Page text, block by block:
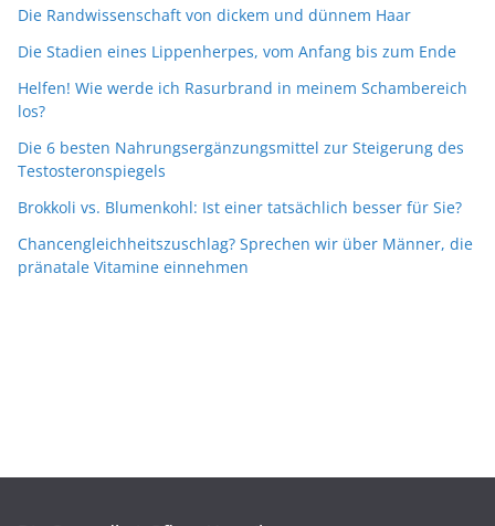
Die Randwissenschaft von dickem und dünnem Haar
Die Stadien eines Lippenherpes, vom Anfang bis zum Ende
Helfen! Wie werde ich Rasurbrand in meinem Schambereich
los?
Die 6 besten Nahrungsergänzungsmittel zur Steigerung des
Testosteronspiegels
Brokkoli vs. Blumenkohl: Ist einer tatsächlich besser für Sie?
Chancengleichheitszuschlag? Sprechen wir über Männer, die
pränatale Vitamine einnehmen